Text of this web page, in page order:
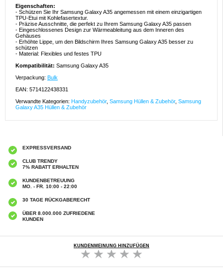
Eigenschaften:
- Schützen Sie Ihr Samsung Galaxy A35 angemessen mit einem einzigartigen
TPU-Etui mit Kohlefasertextur.
- Präzise Ausschnitte, die perfekt zu Ihrem Samsung Galaxy A35 passen
- Eingeschlossenes Design zur Wärmeableitung aus dem Inneren des
Gehäuses
- Erhöhte Lippe, um den Bildschirm Ihres Samsung Galaxy A35 besser zu
schützen
- Material: Flexibles und festes TPU
Kompatibilität: Samsung Galaxy A35
Verpackung: Bulk
EAN: 5714122438331
Verwandte Kategorien: Handyzubehör, Samsung Hüllen & Zubehör, Samsung
Galaxy A35 Hüllen & Zubehör
EXPRESSVERSAND
CLUB TRENDY
7% RABATT ERHALTEN
KUNDENBETREUUNG
MO. - FR. 10:00 - 22:00
30 TAGE RÜCKGABERECHT
ÜBER 8.000.000 ZUFRIEDENE
KUNDEN
KUNDENMEINUNG HINZUFÜGEN